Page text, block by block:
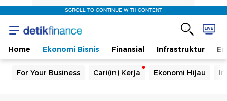
SCROLL TO CONTINUE WITH CONTENT
Home Ekonomi Bisnis Finansial Infrastruktur
For Your Business Cari(in) Kerja Ekonomi Hijau